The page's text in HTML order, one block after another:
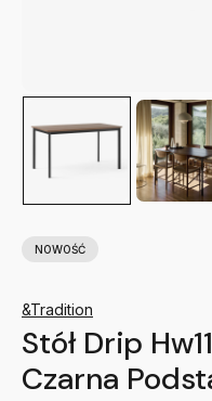
NOWOŚĆ
&Tradition
Stół Drip
Czarna